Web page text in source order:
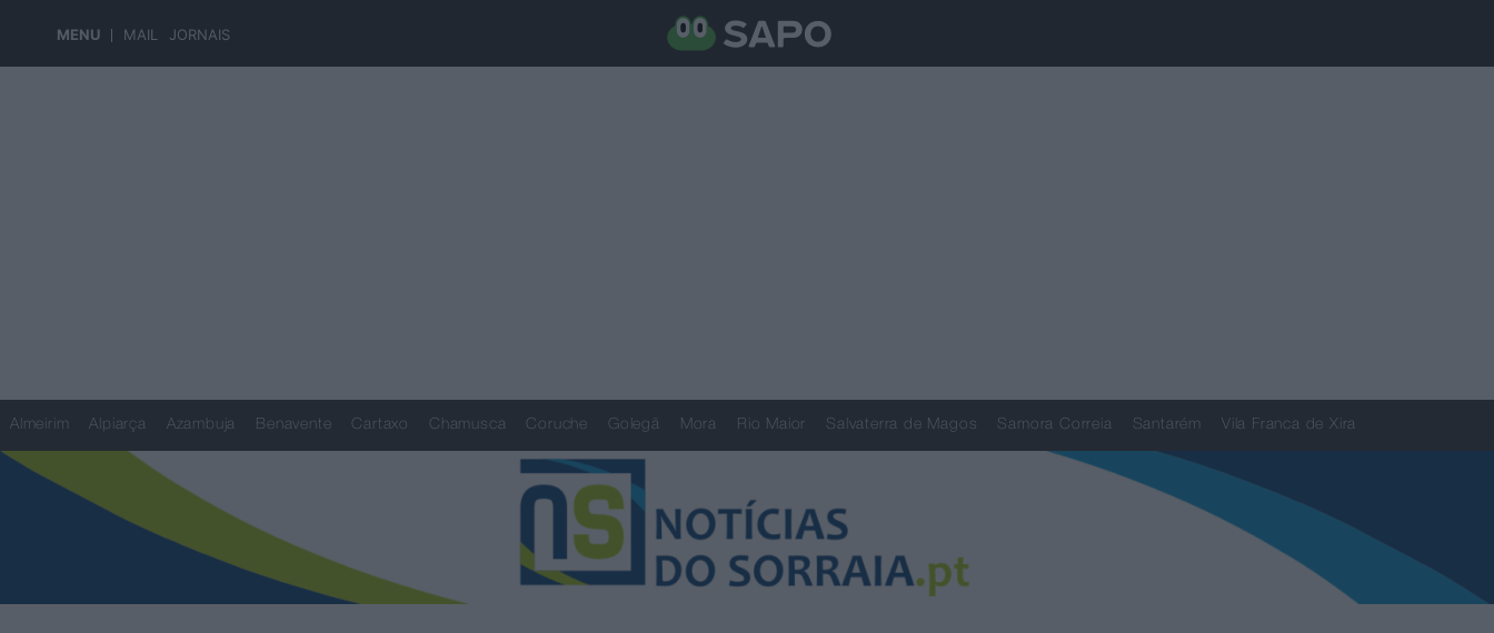
MENU MAIL JORNAIS
Almeirim Alpiarça Azambuja Benavente Cartaxo Chamusca Coruche Golegã Mora Rio Maior Salvaterra de Magos Samora Correia Santarém Vila Franca de Xira